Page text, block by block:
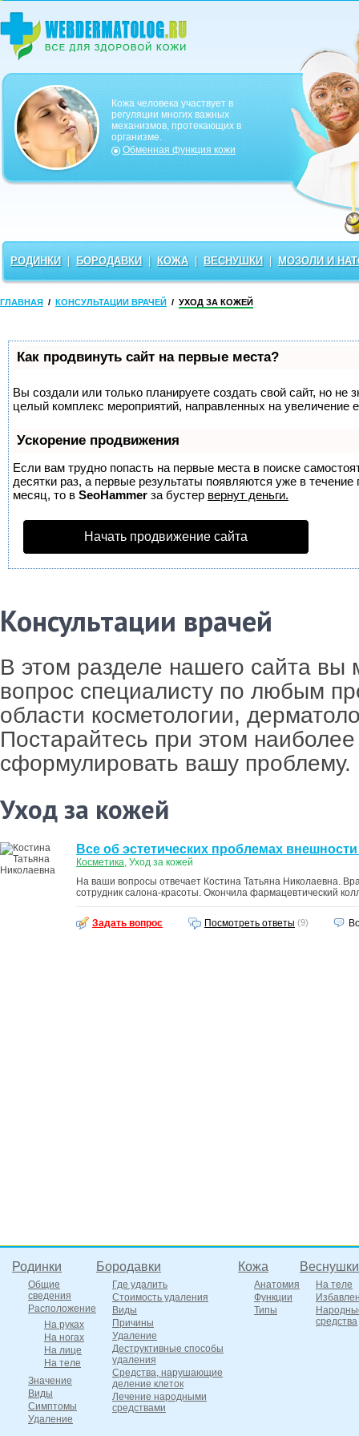
Кожа человека участвует в
регуляции многих важных
механизмов, протекающих в
организме.
Обменная функция кожи
РОДИНКИ | БОРОДАВКИ | КОЖА | ВЕСНУШКИ | МОЗОЛИ И
ГЛАВНАЯ / КОНСУЛЬТАЦИИ ВРАЧЕЙ / УХОД ЗА КОЖЕЙ
Как продвинуть сайт на первые места?
Вы создали или только планируете создать свой сайт, но не
целый комплекс мероприятий, направленных на увеличение
Ускорение продвижения
Если вам трудно попасть на первые места в поиске
десятки раз, а первые результаты появляются уже в
месяц, то в SeoHammer за бустер вернут деньги.
Начать продвижение сайта
Консультации врачей
В этом разделе нашего сайта вы
вопрос специалисту по любым
области косметологии,
Постарайтесь при этом наиболее
сформулировать вашу проблему.
Уход за кожей
Все об эстетических проблемах
Косметика, Уход за кожей
На ваши вопросы отвечает Костина Татьяна Николаевна.
сотрудник салона-красоты. Окончила фармацевтический
Задать вопрос Посмотреть ответы (9)
Родинки
Общие
сведения
Расположение
На руках
На ногах
На лице
На теле
Значение
Виды
Симптомы
Удаление
Бородавки
Где удалить
Стоимость удаления
Виды
Причины
Удаление
Деструктивные способы
удаления
Средства, нарушающие
деление клеток
Лечение народными
средствами
Кожа
Анатомия
Функции
Типы
Веснушки
На теле
средства